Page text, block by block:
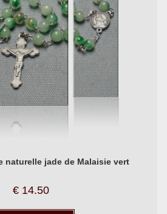
naturelle jade de Malaisie vert
€ 14.50